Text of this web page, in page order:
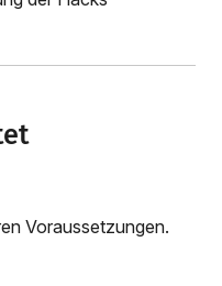
Voraussetzungen.